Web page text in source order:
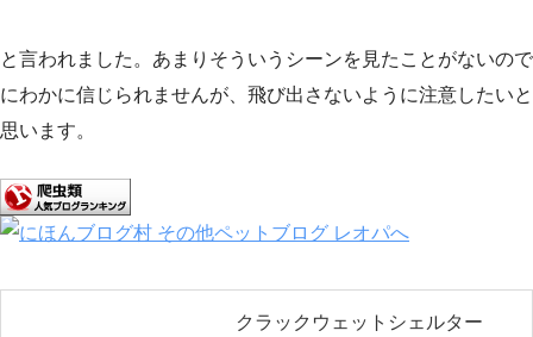
と言われました。あまりそういうシーンを見たことがないので
にわかに信じられませんが、飛び出さないように注意したいと
思います。
クラックウェットシェルター